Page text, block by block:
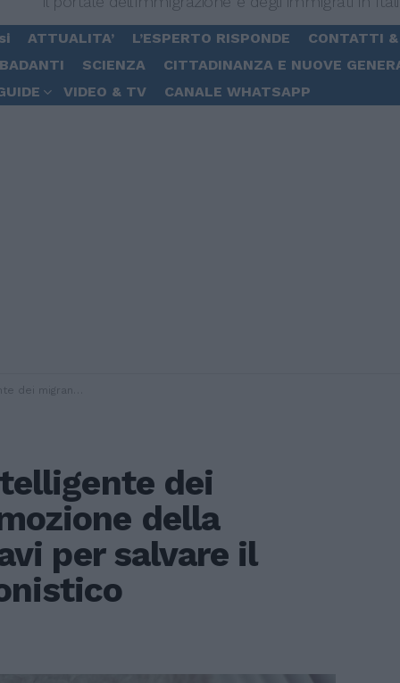
ATTUALITA’ L’ESPERTO RISPONDE
CONTATTI
SCIENZA
CITTADINANZA E NUOVE
VIDEO & TV CANALE WHATSAPP
per salvare il sistema pensionistico
dei
della
per salvare il